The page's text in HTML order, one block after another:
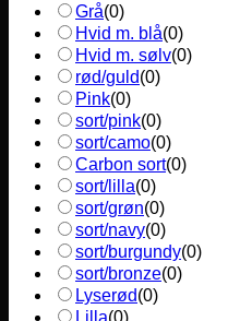
Grå(0)
Hvid m. blå(0)
Hvid m. sølv(0)
rød/guld(0)
Pink(0)
sort/pink(0)
sort/camo(0)
Carbon sort(0)
sort/lilla(0)
sort/grøn(0)
sort/navy(0)
sort/burgundy(0)
sort/bronze(0)
Lyserød(0)
Lilla(0)